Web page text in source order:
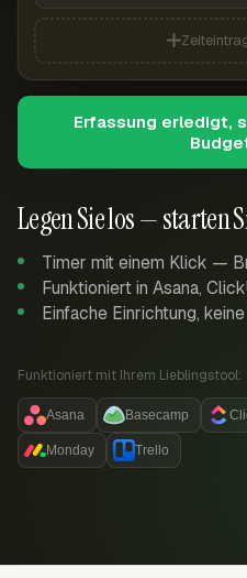
Legen Sie los — starten
Timer mit einem Klick —
Funktioniert in Asana,
Einfache Einrichtung,
Funktioniert mit Ihrem Lieblingstool:
Asana Basecamp
Monday Trello
Erfassung erledigt,